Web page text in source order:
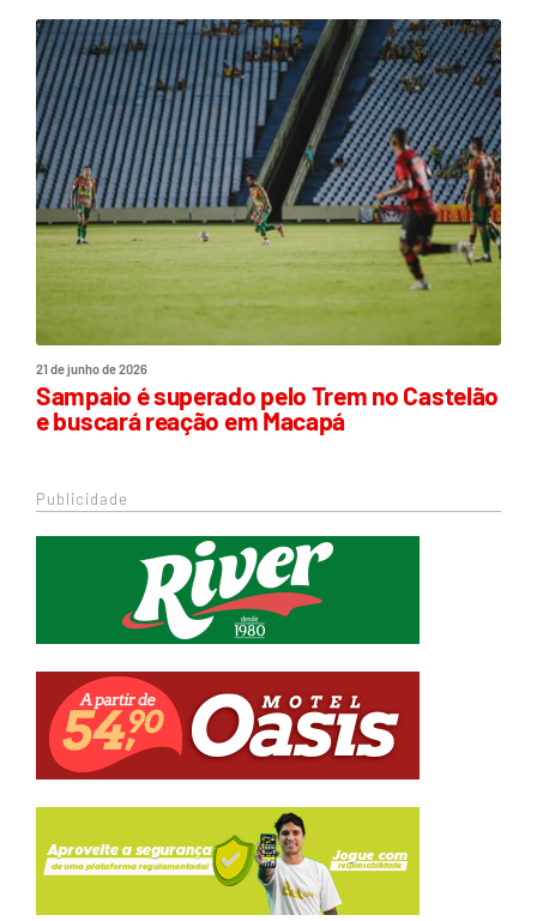
21 de junho de 2026
Sampaio é superado pelo Trem no Castelão
e buscará reação em Macapá
Publicidade